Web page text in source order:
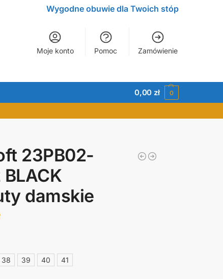
Wygodne obuwie dla Twoich stóp
Moje konto Pomoc Zamówienie
0,00zł 0
23PB02-
damskie
38 39 40 41